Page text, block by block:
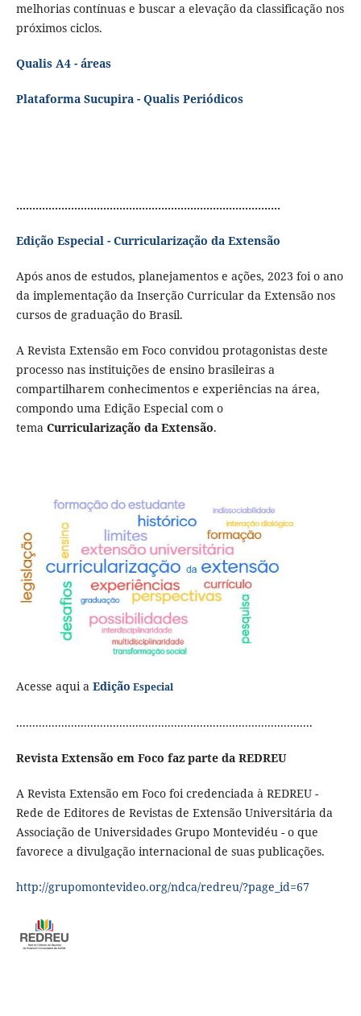
melhorias contínuas e buscar a elevação da classificação nos
próximos ciclos.
Qualis A4 - áreas
Plataforma Sucupira - Qualis Periódicos
..................................................................................
Edição Especial - Curricularização da Extensão
Após anos de estudos, planejamentos e ações, 2023 foi o ano
da implementação da Inserção Curricular da Extensão nos
cursos de graduação do Brasil.
A Revista Extensão em Foco convidou protagonistas deste
processo nas instituições de ensino brasileiras a
compartilharem conhecimentos e experiências na área,
compondo uma Edição Especial com o
tema Curricularização da Extensão.
Acesse aqui a Edição Especial
............................................................................................
Revista Extensão em Foco faz parte da REDREU
A Revista Extensão em Foco foi credenciada à REDREU -
Rede de Editores de Revistas de Extensão Universitária da
Associação de Universidades Grupo Montevidéu - o que
favorece a divulgação internacional de suas publicações.
http://grupomontevideo.org/ndca/redreu/?page_id=67